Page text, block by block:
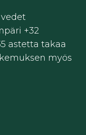
+32
astetta takaa
myös